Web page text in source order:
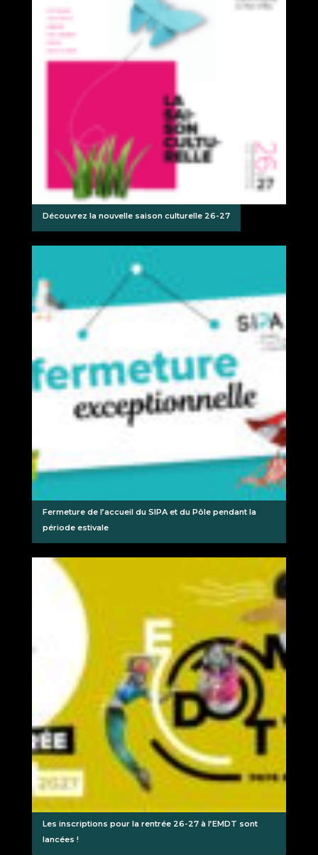
Découvrez la nouvelle saison culturelle 26-27
Fermeture de l’accueil du SIPA et du Pôle pendant la
période estivale
Les inscriptions pour la rentrée 26-27 à l’EMDT sont
lancées !